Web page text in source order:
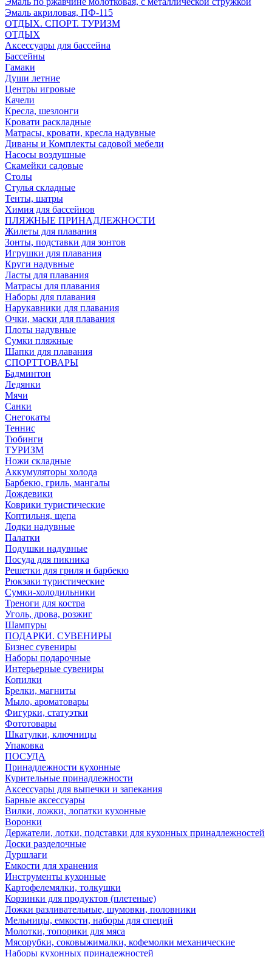
Эмаль акриловая, ПФ-115
ОТДЫХ. СПОРТ. ТУРИЗМ
ОТДЫХ
Аксессуары для бассейна
Бассейны
Гамаки
Души летние
Центры игровые
Качели
Кресла, шезлонги
Кровати раскладные
Матрасы, кровати, кресла надувные
Диваны и Комплекты садовой мебели
Насосы воздушные
Скамейки садовые
Столы
Стулья складные
Тенты, шатры
Химия для бассейнов
ПЛЯЖНЫЕ ПРИНАДЛЕЖНОСТИ
Жилеты для плавания
Зонты, подставки для зонтов
Игрушки для плавания
Круги надувные
Ласты для плавания
Матрасы для плавания
Наборы для плавания
Нарукавники для плавания
Очки, маски для плавания
Плоты надувные
Сумки пляжные
Шапки для плавания
СПОРТТОВАРЫ
Бадминтон
Ледянки
Мячи
Санки
Снегокаты
Теннис
Тюбинги
ТУРИЗМ
Ножи складные
Аккумуляторы холода
Барбекю, гриль, мангалы
Дождевики
Коврики туристические
Коптильня, щепа
Лодки надувные
Палатки
Подушки надувные
Посуда для пикника
Решетки для гриля и барбекю
Рюкзаки туристические
Сумки-холодильники
Треноги для костра
Уголь, дрова, розжиг
Шампуры
ПОДАРКИ. СУВЕНИРЫ
Бизнес сувениры
Наборы подарочные
Интерьерные сувениры
Копилки
Брелки, магниты
Мыло, ароматовары
Фигурки, статуэтки
Фототовары
Шкатулки, ключницы
Упаковка
ПОСУДА
Принадлежности кухонные
Курительные принадлежности
Аксессуары для выпечки и запекания
Барные аксессуары
Вилки, ложки, лопатки кухонные
Воронки
Держатели, лотки, подставки для кухонных принадлежностей
Доски разделочные
Дуршлаги
Емкости для хранения
Инструменты кухонные
Картофелемялки, толкушки
Корзинки для продуктов (плетеные)
Ложки разливательные, шумовки, половники
Мельницы, емкости, наборы для специй
Молотки, топорики для мяса
Мясорубки, соковыжималки, кофемолки механические
Наборы кухонных принадежностей